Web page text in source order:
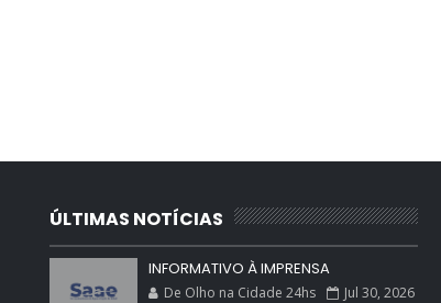
ÚLTIMAS NOTÍCIAS
INFORMATIVO À IMPRENSA
De Olho na Cidade 24hs Jul 30, 2026